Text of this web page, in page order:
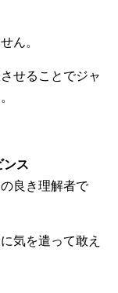
ん。
せることでジャ
ンス
良き理解者で
気を遣って敢え